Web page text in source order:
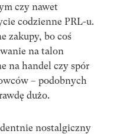
czy nawet
codzienne PRL-u.
zakupy, bo coś
na talon
na handel czy spór
– podobnych
dużo.
nostalgiczny